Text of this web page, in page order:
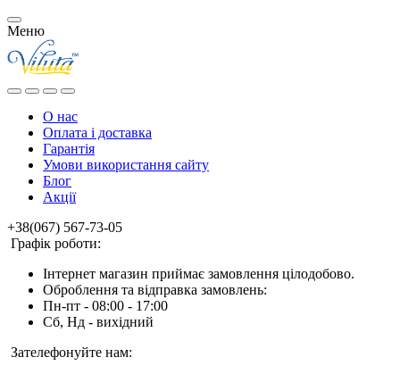
Меню
О нас
Оплата і доставка
Гарантія
Умови використання сайту
Блог
Акції
+38(067) 567-73-05
Графік роботи:
Інтернет магазин приймає замовлення цілодобово.
Оброблення та відправка замовлень:
Пн-пт - 08:00 - 17:00
Сб, Нд - вихідний
Зателефонуйте нам: